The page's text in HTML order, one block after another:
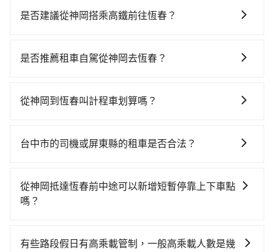
是否建議從神岡搭乘高鐵前往恆春？
06:25一直到23:07，台中-左營一天最多有89班次高鐵可
站後，步行進站、現場購票並於月台排隊的時間約20分
待車站前排班的計程車，搭上小黃後約花145分鐘、車費
每人花費為2,260元。不過，台中市少部分小黃司機不按
表收費，看乘客是外地人便漫天喊價或恣意繞路。但如
車，不僅每人至少額外負擔60元車資，而且更會額外浪
是否推薦租車自駕從神岡去恆春？
時不需要閉目養神（因為要自己開車），最重要的是你
$115~205承租小轎車，每公里再額外加收$3.2，從神岡
將eTag和可能的每小時40元路邊停車費用預估進去，但
額外的汽車保險與可能的罰單都需自付。再者，和運的
是沒有較大的七人座或九人座可供選擇，而且無人租車
從神岡到恆春叫計程車划算嗎？
灣大車隊、Uber、Line Taxi、Yoxi等，如果在路邊攔不
程跳錶計算，價格約為7,375~8,900元間，但如改預約
tripool可省高達$2,300。但如果要考慮到回程，屏東縣
上台中市有些計程車司機不按錶計費，約有27%會採現
台中市的司機或屏東縣的租車是否合法？
車、私家車或野雞車在招攬生意，這不僅是違法可能被
警察臨檢並趕下車，出意外後保險公司更是不會提供任
風險。而tripool雇用的司機、使用的車輛以及配合的車
從神岡抵達恆春前中途可以新增短暫停靠上下車點
嗎？
往恆春的途中可備註加點。每個加點位置，前後額外里
有些路段假日有高乘載管制，一般高乘載人數是幾